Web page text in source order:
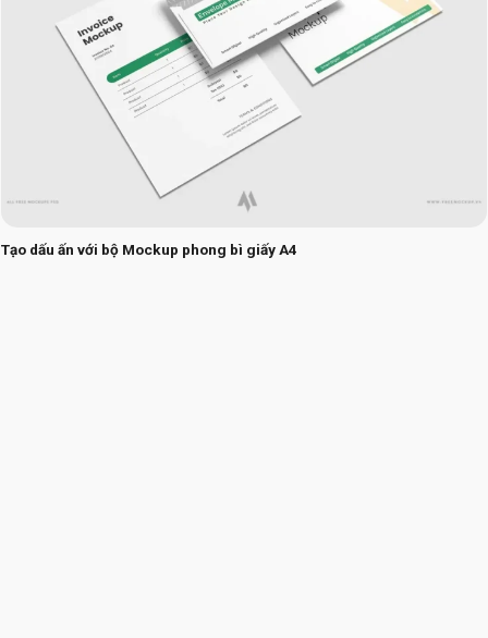
Tạo dấu ấn với bộ Mockup phong bì giấy A4